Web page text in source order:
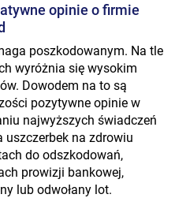
opinie o firmie
poszkodowanym. Na tle
wyróżnia się wysokim
Dowodem na to są
pozytywne opinie w
najwyższych świadczeń
uszczerbek na zdrowiu
do odszkodowań,
prowizji bankowej,
lub odwołany lot.